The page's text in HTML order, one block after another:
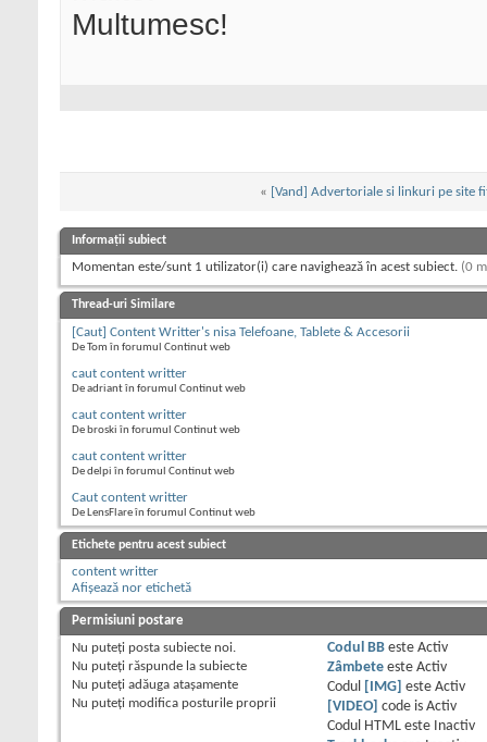
Multumesc!
« [Vand] Advertoriale si linkuri pe site
Informații subiect
Momentan este/sunt 1 utilizator(i) care navighează în acest subiect. (0
Thread-uri Similare
[Caut] Content Writter's nisa Telefoane, Tablete & Accesorii
De Tom în forumul Continut web
caut content writter
De adriant în forumul Continut web
caut content writter
De broski în forumul Continut web
caut content writter
De delpi în forumul Continut web
Caut content writter
De LensFlare în forumul Continut web
Etichete pentru acest subiect
content writter
Afișează nor etichetă
Permisiuni postare
Nu puteţi posta subiecte noi.
Nu puteţi răspunde la subiecte
Nu puteţi adăuga ataşamente
Nu puteţi modifica posturile proprii
Codul BBeste Activ
Zâmbeteeste Activ
Codul
[IMG] este Activ
[VIDEO]
code is Activ
Codul HTML este
Inactiv